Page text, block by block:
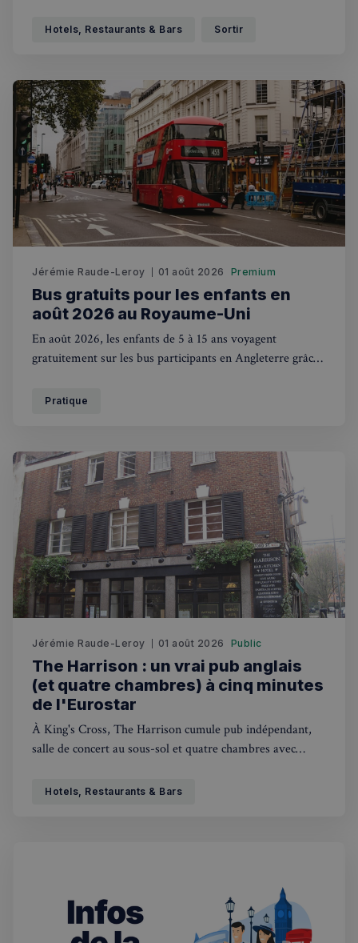
Grand Divan, vaut à lui seul le détour.
Hotels, Restaurants & Bars Sortir
Jérémie Raude-Leroy 01 août 2026 Premium
Bus gratuits pour les enfants en
août 2026 au Royaume-Uni
En août 2026, les enfants de 5 à 15 ans voyagent
gratuitement sur les bus participants en Angleterre grâce
Pratique
Jérémie Raude-Leroy 01 août 2026 Public
The Harrison : un vrai pub anglais
(et quatre chambres) à cinq minutes
de l'Eurostar
À King's Cross, The Harrison cumule pub indépendant,
salle de concert au sous-sol et quatre chambres avec
Hotels, Restaurants & Bars